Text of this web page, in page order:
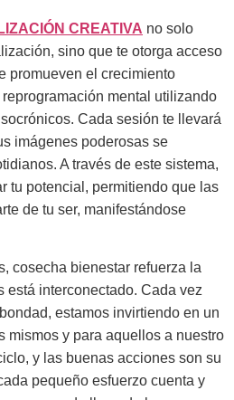
CREATIVA no solo
sino que te otorga acceso
promueven el crecimiento
mental utilizando
Cada sesión te llevará
imágenes poderosas se
A través de este sistema,
tu potencial, permitiendo que las
de tu ser, manifestándose
cosecha bienestar refuerza la
está interconectado. Cada vez
estamos invirtiendo en un
mismos y para aquellos a nuestro
y las buenas acciones son su
pequeño esfuerzo cuenta y